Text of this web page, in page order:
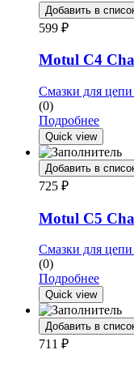
Добавить в
599 ₽
Motul C4
Смазки для
(0)
Подробнее
Quick view
Добавить в
725 ₽
Motul C5
Смазки для
(0)
Подробнее
Quick view
Добавить в
711 ₽